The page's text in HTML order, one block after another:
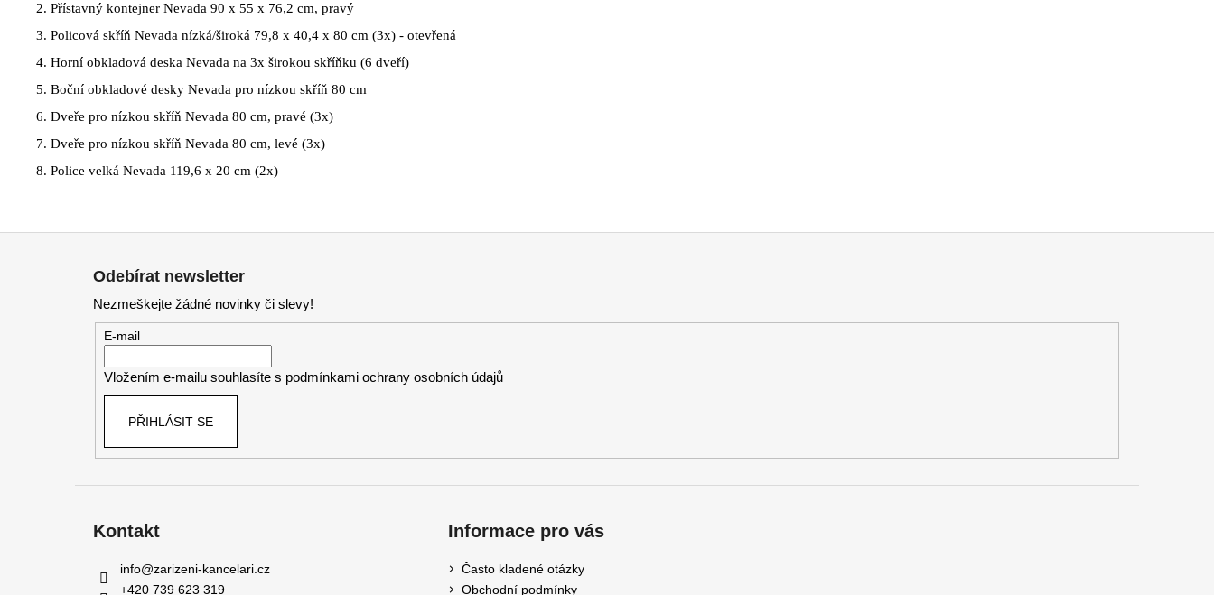
2. Přístavný kontejner Nevada 90 x 55 x 76,2 cm, pravý
3. Policová skříň Nevada nízká/široká 79,8 x 40,4 x 80 cm (3x) - otevřená
4. Horní obkladová deska Nevada na 3x širokou skříňku (6 dveří)
5. Boční obkladové desky Nevada pro nízkou skříň 80 cm
6. Dveře pro nízkou skříň Nevada 80 cm, pravé (3x)
7. Dveře pro nízkou skříň Nevada 80 cm, levé (3x)
8. Police velká Nevada 119,6 x 20 cm (2x)
Odebírat newsletter
Nezmeškejte žádné novinky či slevy!
E-mail
Vložením e-mailu souhlasíte s podmínkami ochrany osobních údajů
PŘIHLÁSIT SE
Kontakt
info@zarizeni-kancelari.cz
+420 739 623 319
Informace pro vás
Často kladené otázky
Obchodní podmínky